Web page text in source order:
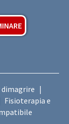
|
Fisioterapia e